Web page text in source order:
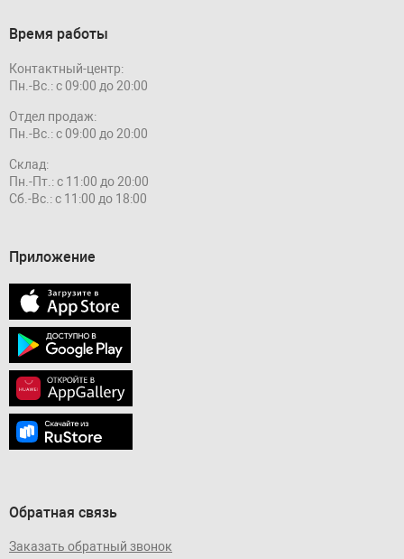
Время работы
Контактный-центр:
Пн.-Вс.: с 09:00 до 20:00
Отдел продаж:
Пн.-Вс.: с 09:00 до 20:00
Склад:
Пн.-Пт.: с 11:00 до 20:00
Сб.-Вс.: с 11:00 до 18:00
Приложение
Обратная связь
Заказать обратный звонок